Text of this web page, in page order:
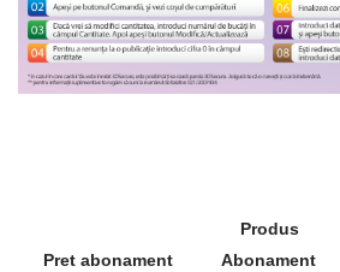
Produs
Pret abonament
Abonament